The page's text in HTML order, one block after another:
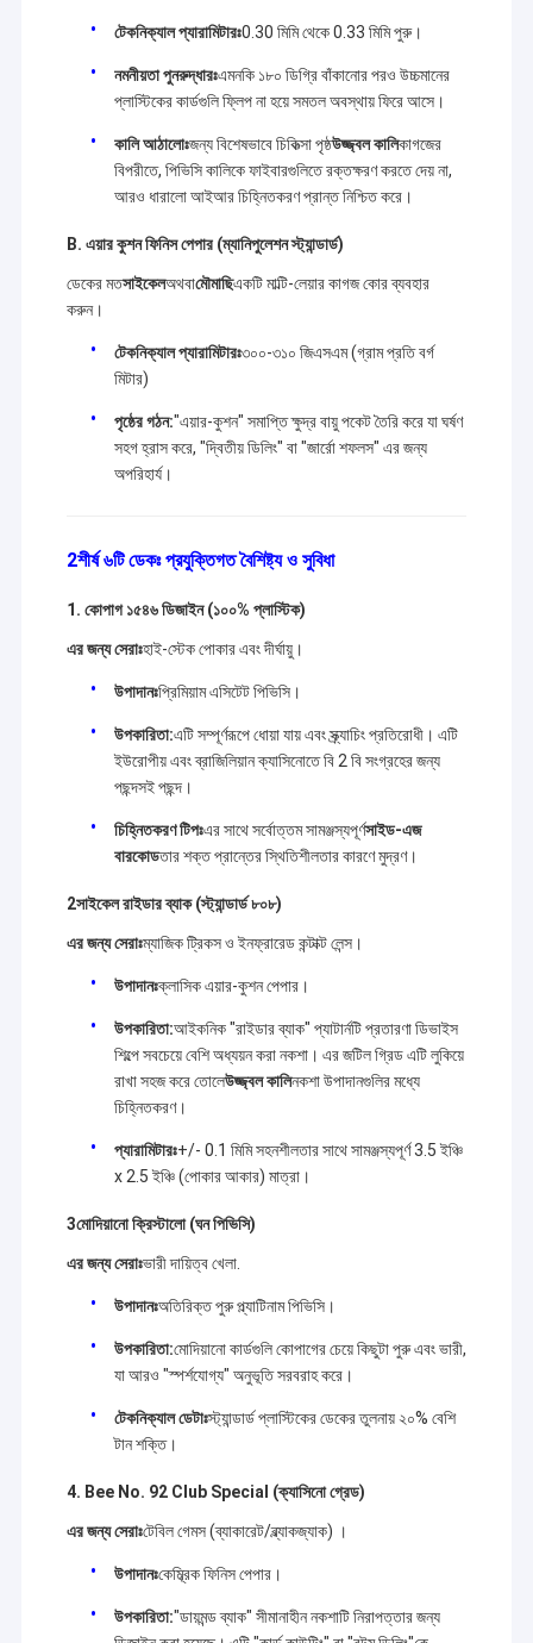
আমাদের সম্পর্কে
টেকনিক্যাল প্যারামিটারঃ0.30 মিমি থেকে 0.33 মিমি পুরু।
নমনীয়তা পুনরুদ্ধারঃএমনকি ১৮০ ডিগ্রি বাঁকানোর পরও উচ্চমানের
প্লাস্টিকের কার্ডগুলি ফ্লিপ না হয়ে সমতল অবস্থায় ফিরে আসে।
কালি আঠালোঃজন্য বিশেষভাবে চিকিত্সা পৃষ্ঠউজ্জ্বল কালিকাগজের
বিপরীতে, পিভিসি কালিকে ফাইবারগুলিতে রক্তক্ষরণ করতে দেয় না,
আরও ধারালো আইআর চিহ্নিতকরণ প্রান্ত নিশ্চিত করে।
B. এয়ার কুশন ফিনিস পেপার (ম্যানিপুলেশন স্ট্যান্ডার্ড)
ডেকের মতসাইকেলঅথবামৌমাছিএকটি মাল্টি-লেয়ার কাগজ কোর ব্যবহার
করুন।
টেকনিক্যাল প্যারামিটারঃ৩০০-৩১০ জিএসএম (গ্রাম প্রতি বর্গ
মিটার)
পৃষ্ঠের গঠন:"এয়ার-কুশন" সমাপ্তি ক্ষুদ্র বায়ু পকেট তৈরি করে যা ঘর্ষণ
সহগ হ্রাস করে, "দ্বিতীয় ডিলিং" বা "জার্রো শফলস" এর জন্য
অপরিহার্য।
2শীর্ষ ৬টি ডেকঃ প্রযুক্তিগত বৈশিষ্ট্য ও সুবিধা
1. কোপাগ ১৫৪৬ ডিজাইন (১০০% প্লাস্টিক)
এর জন্য সেরাঃহাই-স্টেক পোকার এবং দীর্ঘায়ু।
উপাদানঃপ্রিমিয়াম এসিটেট পিভিসি।
উপকারিতা:এটি সম্পূর্ণরূপে ধোয়া যায় এবং স্ক্র্যাচিং প্রতিরোধী। এটি
ইউরোপীয় এবং ব্রাজিলিয়ান ক্যাসিনোতে বি 2 বি সংগ্রহের জন্য
পছন্দসই পছন্দ।
চিহ্নিতকরণ টিপঃএর সাথে সর্বোত্তম সামঞ্জস্যপূর্ণসাইড-এজ
বারকোডতার শক্ত প্রান্তের স্থিতিশীলতার কারণে মুদ্রণ।
2সাইকেল রাইডার ব্যাক (স্ট্যান্ডার্ড ৮০৮)
এর জন্য সেরাঃম্যাজিক ট্রিকস ও ইনফ্রারেড কন্টাক্ট লেন্স।
উপাদানঃক্লাসিক এয়ার-কুশন পেপার।
উপকারিতা:আইকনিক "রাইডার ব্যাক" প্যাটার্নটি প্রতারণা ডিভাইস
শিল্পে সবচেয়ে বেশি অধ্যয়ন করা নকশা। এর জটিল গ্রিড এটি লুকিয়ে
রাখা সহজ করে তোলেউজ্জ্বল কালিনকশা উপাদানগুলির মধ্যে
চিহ্নিতকরণ।
প্যারামিটারঃ+/- 0.1 মিমি সহনশীলতার সাথে সামঞ্জস্যপূর্ণ 3.5 ইঞ্চি
x 2.5 ইঞ্চি (পোকার আকার) মাত্রা।
3মোদিয়ানো ক্রিস্টালো (ঘন পিভিসি)
এর জন্য সেরাঃভারী দায়িত্ব খেলা.
উপাদানঃঅতিরিক্ত পুরু প্ল্যাটিনাম পিভিসি।
উপকারিতা:মোদিয়ানো কার্ডগুলি কোপাগের চেয়ে কিছুটা পুরু এবং ভারী,
যা আরও "স্পর্শযোগ্য" অনুভূতি সরবরাহ করে।
টেকনিক্যাল ডেটাঃস্ট্যান্ডার্ড প্লাস্টিকের ডেকের তুলনায় ২০% বেশি
টান শক্তি।
4. Bee No. 92 Club Special (ক্যাসিনো গ্রেড)
এর জন্য সেরাঃটেবিল গেমস (ব্যাকারেট/ব্ল্যাকজ্যাক) ।
উপাদানঃকেম্ব্রিক ফিনিস পেপার।
উপকারিতা:"ডায়মন্ড ব্যাক" সীমানাহীন নকশাটি নিরাপত্তার জন্য
YB Poker Cheat Co., Ltd 1999 সালে প্রতিষ্ঠিত হয়েছিল এবং এটি একটি
ক্যাসিনো পরিষেবার জন্য একটি লাইসেন্স প্রদান করা হয়েছিল।YB পোকার ঠকাই প্রদান করতে
অদৃশ্য কালি পাশ চিহ্নিত কার্ড, Baccarat প্রতারণা ডিভাইস এবং অন্যান্য পোকার